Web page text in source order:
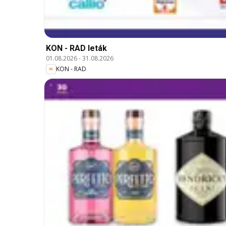
KON - RAD leták
01.08.2026-31.08.2026
KON - RAD